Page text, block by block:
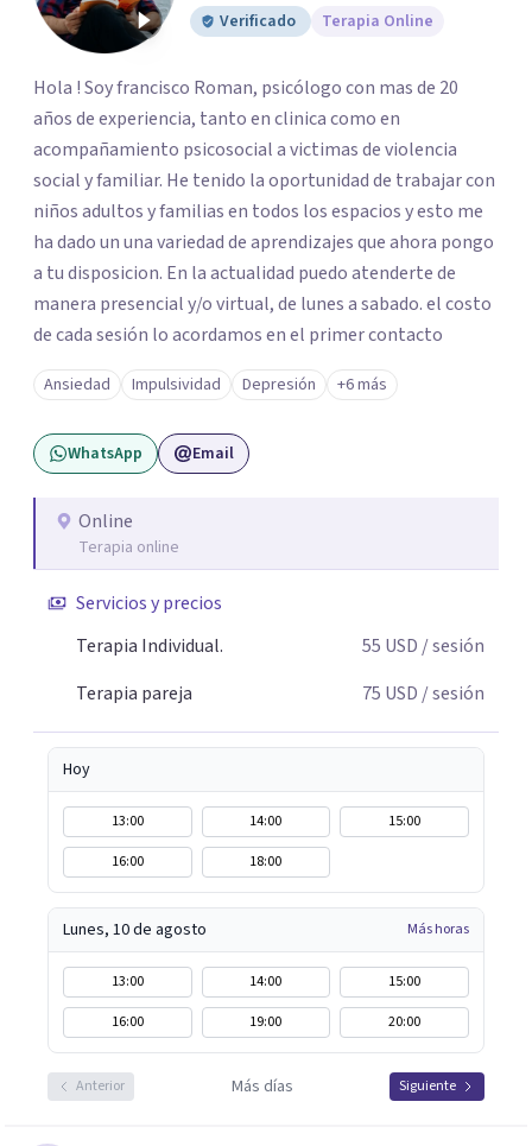
Verificado
Terapia Online
Hola ! Soy francisco Roman, psicólogo con mas de 20
años de experiencia, tanto en clinica como en
acompañamiento psicosocial a victimas de violencia
social y familiar. He tenido la oportunidad de trabajar con
niños adultos y familias en todos los espacios y esto me
ha dado un una variedad de aprendizajes que ahora pongo
a tu disposicion. En la actualidad puedo atenderte de
manera presencial y/o virtual, de lunes a sabado. el costo
de cada sesión lo acordamos en el primer contacto
Ansiedad Impulsividad Depresión +6 más
WhatsApp Email
Online
Terapia online
Servicios y precios
Terapia Individual.
55 USD / sesión
Terapia pareja
75 USD / sesión
Hoy
13:00 14:00
15:00
16:00
18:00
Lunes, 10 de agosto Más horas
13:00 14:00
15:00
16:00
19:00 20:00
Anterior Más días Siguiente